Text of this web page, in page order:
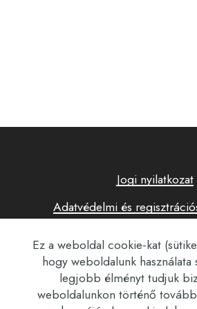
Jogi nyilatkozat
Adatvédelmi és
Cookie-k (sütik) használata
© 2025 Kaitz Agro Csoport
Minden jog
Ez a weboldal cookie-kat
hogy weboldalunk használata
legjobb élményt tudjuk
weboldalunkon történő